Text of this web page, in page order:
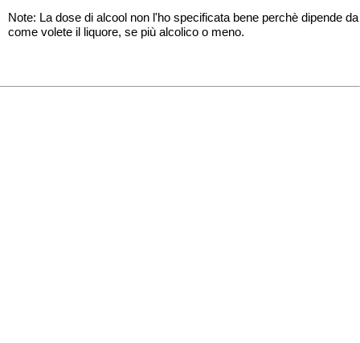
Note: La dose di alcool non l'ho specificata bene perchè dipende da
come volete il liquore, se più alcolico o meno.